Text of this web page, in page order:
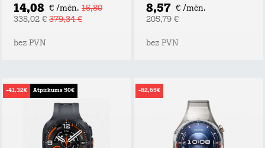
14,08 € /mēn. 15,80
338,02 € 379,34 €
bez PVN
8,57 € /mēn.
205,79 €
bez PVN
-41,32€ Atpirkums 50€ -82,65€